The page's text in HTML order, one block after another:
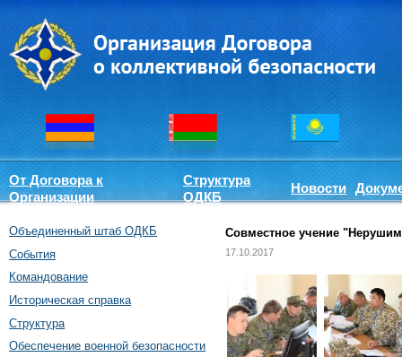
От Договора к
Организации
Структура
ОДКБ
Новости
Объединенный штаб ОДКБ
События
Командование
Историческая справка
Структура
Обеспечение военной безопасности
Совместное учение
17.10.2017